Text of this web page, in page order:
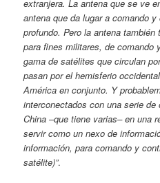
extranjera. La antena que se ve
antena que da lugar a comando
profundo. Pero la antena
para fines militares, de comando
gama de satélites que circulan
pasan por el hemisferio
América en conjunto. Y
interconectados con una serie
China –quetiene varias– en una
servir como un nexo de
información, para comando y
satélite)”.